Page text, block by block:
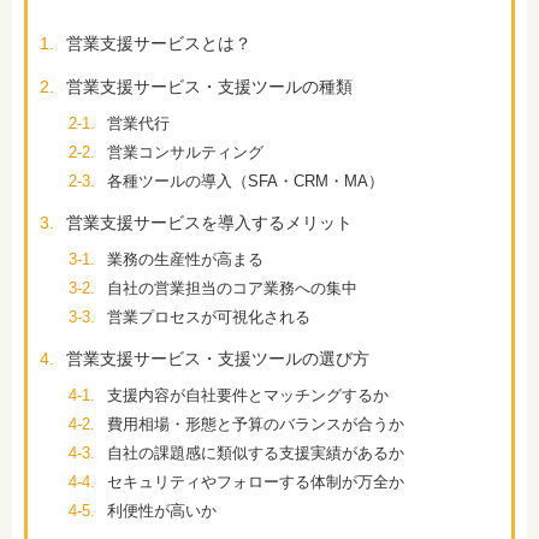
1. 営業支援サービスとは？
2. 営業支援サービス・支援ツールの種類
2-1.
営業代行
2-2.
営業コンサルティング
2-3.
各種ツールの導入（SFA・CRM・MA）
3. 営業支援サービスを導入するメリット
3-1.
業務の生産性が高まる
3-2.
自社の営業担当のコア業務への集中
3-3.
営業プロセスが可視化される
4. 営業支援サービス・支援ツールの選び方
4-1.
支援内容が自社要件とマッチングするか
4-2.
費用相場・形態と予算のバランスが合うか
4-3.
自社の課題感に類似する支援実績があるか
4-4.
セキュリティやフォローする体制が万全か
4-5.
利便性が高いか